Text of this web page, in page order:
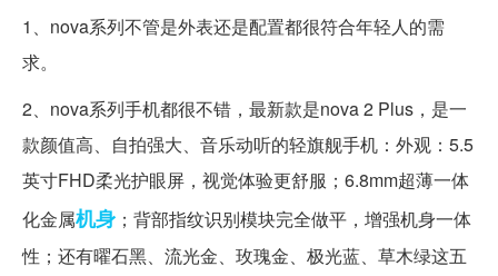
1、nova系列不管是外表还是配置都很符合年轻人的需
求。
2、nova系列手机都很不错，最新款是nova 2 Plus，是一
款颜值高、自拍强大、音乐动听的轻旗舰手机：外观：5.5
英寸FHD柔光护眼屏，视觉体验更舒服；6.8mm超薄一体
化金属机身 ；背部指纹识别模块完全做平，增强机身一体
性；还有曜石黑、流光金、玫瑰金、极光蓝、草木绿这五